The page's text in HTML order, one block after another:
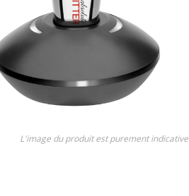
L'image du produit est purement indicative